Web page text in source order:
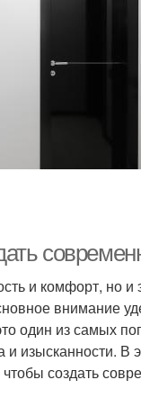
и комфорт, но и
внимание
один из самых
изысканности. В
создать